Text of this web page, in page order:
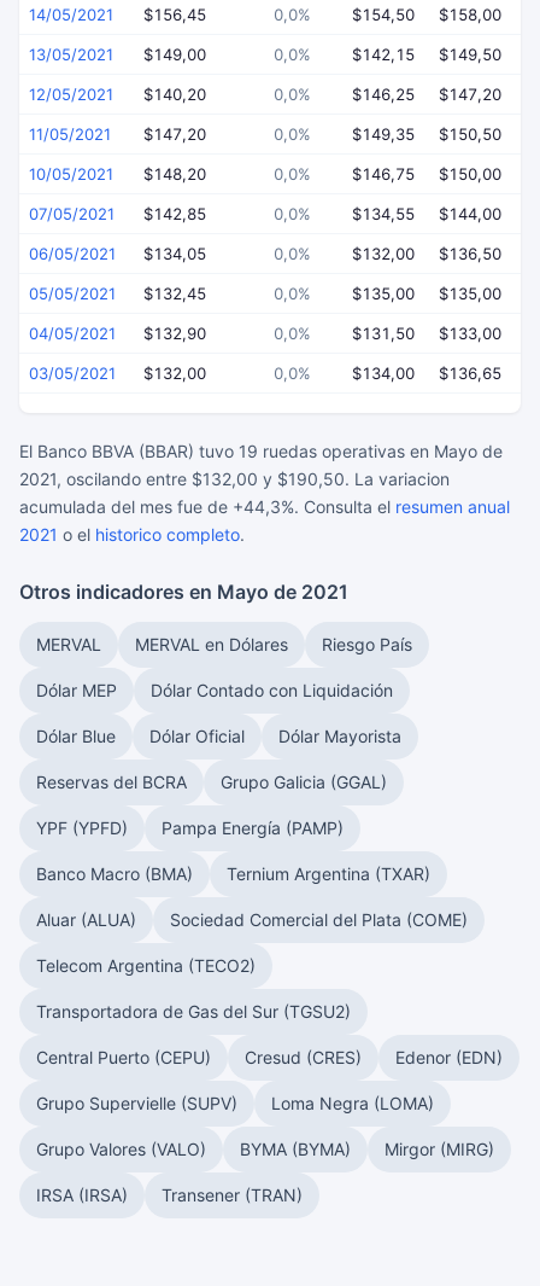
14/05/2021 $156,45 0,0% $154,50 $158,00
13/05/2021 $149,00 0,0% $142,15 $149,50
12/05/2021 $140,20 0,0% $146,25 $147,20
11/05/2021 $147,20 0,0% $149,35 $150,50
10/05/2021 $148,20 0,0% $146,75 $150,00
07/05/2021 $142,85 0,0% $134,55 $144,00
06/05/2021 $134,05 0,0% $132,00 $136,50
05/05/2021 $132,45 0,0% $135,00 $135,00
04/05/2021 $132,90 0,0% $131,50 $133,00
03/05/2021 $132,00 0,0% $134,00 $136,65
El Banco BBVA (BBAR) tuvo 19 ruedas operativas en Mayo de
2021, oscilando entre $132,00 y $190,50. La variacion
acumulada del mes fue de +44,3%. Consulta el resumen anual
2021 o el historico completo.
Otros indicadores en Mayo de 2021
MERVAL MERVAL en Dólares Riesgo País
Dólar MEP Dólar Contado con Liquidación
Dólar Blue Dólar Oficial Dólar Mayorista
Reservas del BCRA Grupo Galicia (GGAL)
YPF (YPFD) Pampa Energía (PAMP)
Banco Macro (BMA) Ternium Argentina (TXAR)
Aluar (ALUA) Sociedad Comercial del Plata (COME)
Telecom Argentina (TECO2)
Transportadora de Gas del Sur (TGSU2)
Central Puerto (CEPU) Cresud (CRES) Edenor (EDN)
Grupo Supervielle (SUPV) Loma Negra (LOMA)
Grupo Valores (VALO) BYMA (BYMA) Mirgor (MIRG)
IRSA (IRSA) Transener (TRAN)